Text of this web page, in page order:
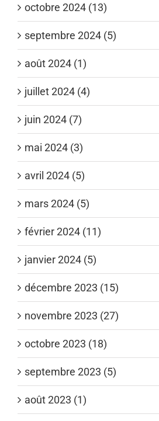
octobre 2024 (13)
septembre 2024 (5)
août 2024 (1)
juillet 2024 (4)
juin 2024 (7)
mai 2024 (3)
avril 2024 (5)
mars 2024 (5)
février 2024 (11)
janvier 2024 (5)
décembre 2023 (15)
novembre 2023 (27)
octobre 2023 (18)
septembre 2023 (5)
août 2023 (1)